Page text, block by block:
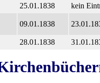
25.01.1838 kein
09.01.1838
28.01.1838